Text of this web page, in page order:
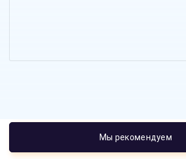
Мы рекомендуем